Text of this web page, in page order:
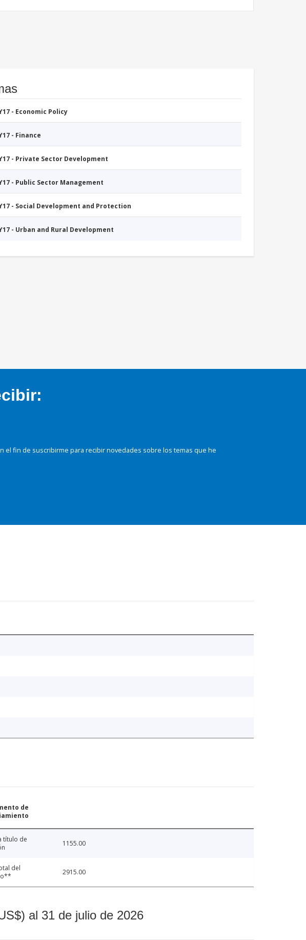
- Economic Policy
- Finance
- Private Sector Development
- Public Sector Management
- Social Development and Protection
- Urban and Rural Development
fin de suscribirme para recibir novedades sobre los temas que he
de
título de
1155.00
del
2915.00
al 31 de julio de 2026